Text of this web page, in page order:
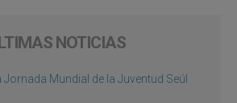
NOTICIAS
Mundial de la Juventud Seúl